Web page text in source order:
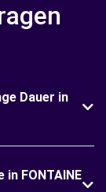
Dauer in
FONTAINE